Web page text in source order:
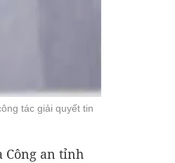
tác giải quyết tin
Công an tỉnh